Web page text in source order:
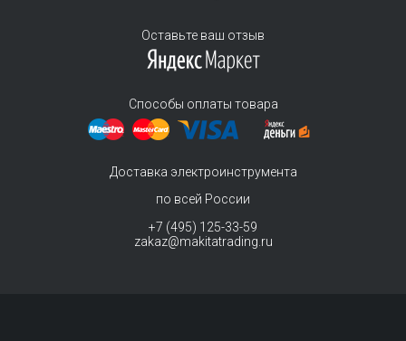
Оставьте ваш отзыв
Способы оплаты товара
Доставка электроинструмента
по всей России
+7 (495) 125-33-59
zakaz@makitatrading.ru